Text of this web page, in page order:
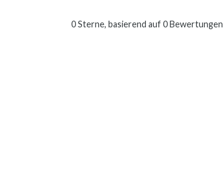
0 Sterne, basierend auf 0 Bewertungen